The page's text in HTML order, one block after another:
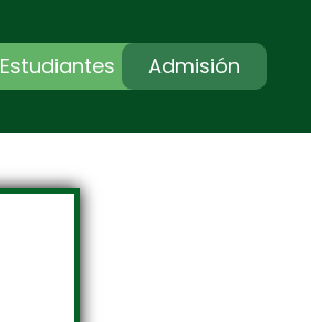
Estudiantes Admisión